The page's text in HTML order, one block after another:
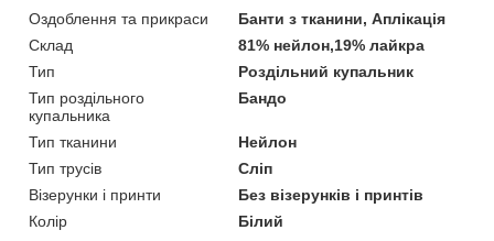
Оздоблення та прикраси
Банти з тканини, Аплікація
Склад
81% нейлон,19% лайкра
Тип
Роздільний купальник
Тип роздільного
купальника
Бандо
Тип тканини
Нейлон
Тип трусів
Сліп
Візерунки і принти
Без візерунків і принтів
Колір
Білий